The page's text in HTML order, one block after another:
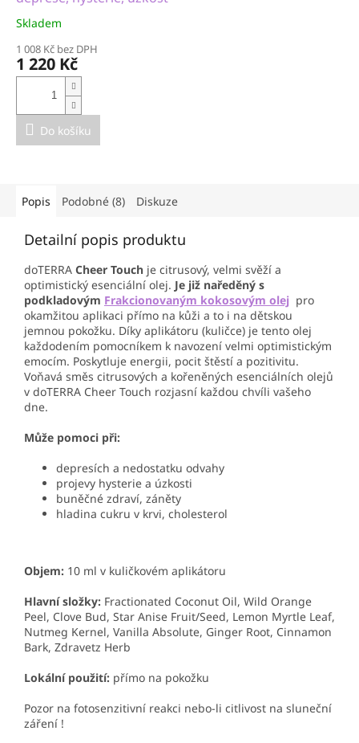
Skladem
1 008 Kč bez DPH
1 220 Kč
Do košíku
Popis Podobné (8) Diskuze
Detailní popis produktu
doTERRA Cheer Touch je citrusový, velmi svěží a
optimistický esenciální olej. Je již naředěný s
podkladovým Frakcionovaným kokosovým olej pro
okamžitou aplikaci přímo na kůži a to i na dětskou
jemnou pokožku. Díky aplikátoru (kuličce) je tento olej
každodením pomocníkem k navození velmi optimistickým
emocím. Poskytluje energii, pocit štěstí a pozitivitu.
Voňavá směs citrusových a kořeněných esenciálních olejů
v doTERRA Cheer Touch rozjasní každou chvíli vašeho
dne.
Může pomoci při:
depresích a nedostatku odvahy
projevy hysterie a úzkosti
buněčné zdraví, záněty
hladina cukru v krvi, cholesterol
Objem: 10 ml v kuličkovém aplikátoru
Hlavní složky: Fractionated Coconut Oil, Wild Orange
Peel, Clove Bud, Star Anise Fruit/Seed, Lemon Myrtle Leaf,
Nutmeg Kernel, Vanilla Absolute, Ginger Root, Cinnamon
Bark, Zdravetz Herb
Lokální použití: přímo na pokožku
Pozor na fotosenzitivní reakci nebo-li citlivost na sluneční
záření !